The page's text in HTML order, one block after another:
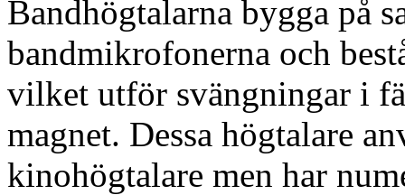
Bandhögtalarna bygga på
bandmikrofonerna och
vilket utför svängningar i
magnet. Dessa högtalare
kinohögtalare men har